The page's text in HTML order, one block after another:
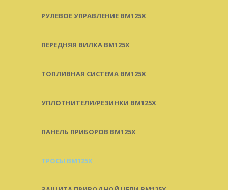
РУЛЕВОЕ УПРАВЛЕНИЕ BM125X
ПЕРЕДНЯЯ ВИЛКА BM125X
ТОПЛИВНАЯ СИСТЕМА BM125X
УПЛОТНИТЕЛИ/РЕЗИНКИ BM125X
ПАНЕЛЬ ПРИБОРОВ BM125X
ТРОСЫ BM125X